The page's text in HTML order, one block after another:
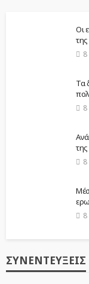
Οι
Τα
της
ΣΥΝΕΝΤΕΎΞΕΙΣ